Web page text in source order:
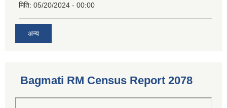
मिति: 05/20/2024 - 00:00
अन्य
Bagmati RM Census Report 2078